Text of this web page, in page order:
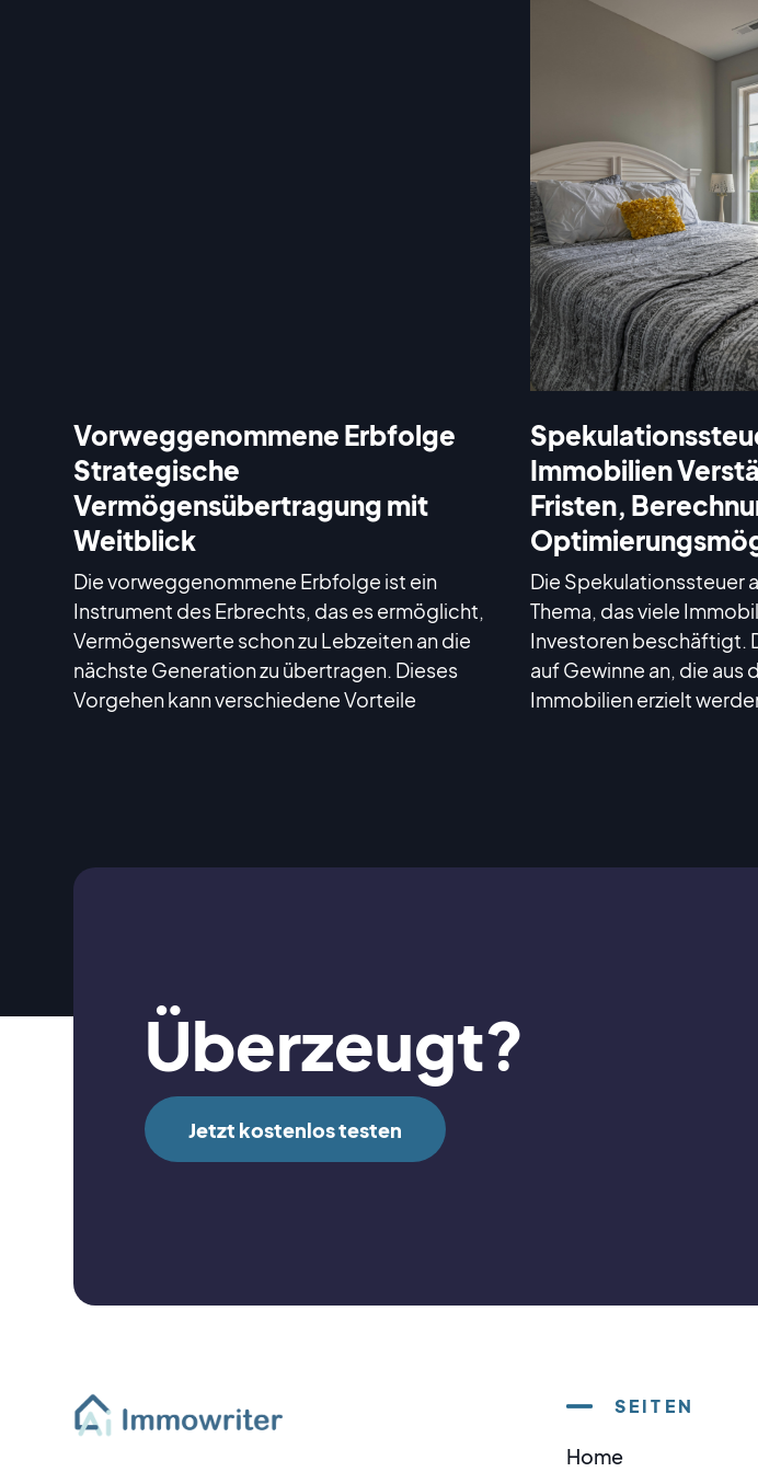
Vorweggenommene Erbfolge
Strategische
Vermögensübertragung mit
Weitblick
Die vorweggenommene Erbfolge ist ein
Instrument des Erbrechts, das es ermöglicht,
Vermögenswerte schon zu Lebzeiten an die
nächste Generation zu übertragen. Dieses
Vorgehen kann verschiedene Vorteile
Immobilien
Fristen,
Die Spekulationssteuer
Thema, das viele
Investoren beschäftigt.
auf Gewinne an, die aus
Immobilien erzielt
Überzeugt?
Jetzt kostenlos testen
SEITEN
Home